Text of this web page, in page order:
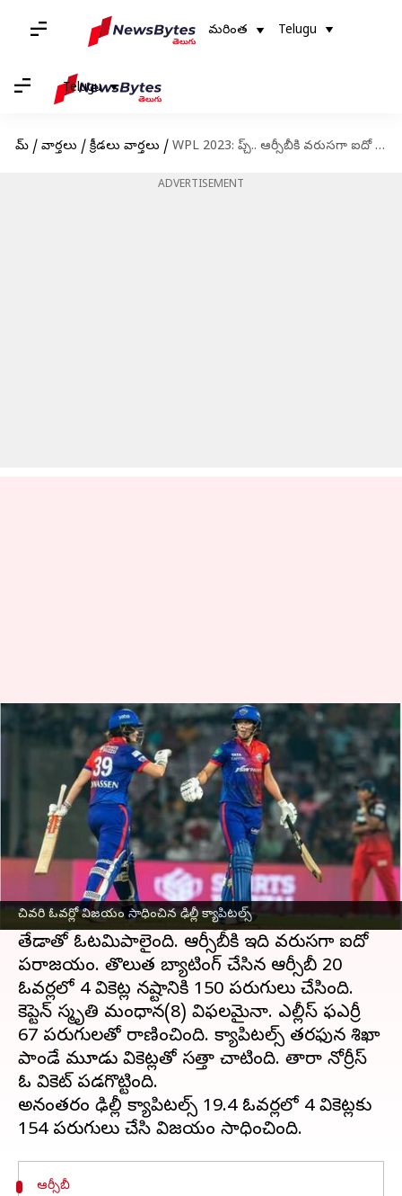
మరింత Telugu
Telugu
హోమ్ / వార్తలు / క్రీడలు వార్తలు / WPL 2023: ప్చ్.. ఆర్సీబీకి వరుసగా ఐదో ఓటమి
ADVERTISEMENT
చివరి ఓవర్లో విజయం సాధించిన ఢిల్లీ క్యాపిటల్స్
WPL 2023: ప్చ్.. ఆర్సీబీకి వరుసగా
ఐదో ఓటమి
Jayachandra Akuri Mar 14, 2023 09:38 am
ఈ వార్తాకథనం ఏంటి
ఉమెన్స్ ప్రీమియర్ లీగ్‌లోరాయల్ చాలెంజర్స్
బెంగళూరుపరాజయాల పరంపర కొనసాగుతోంది.
ఢిల్లీ క్యాపిటల్స్‌తో జరిగిన మ్యాచ్‌లో ఆర్సీబీ 6 వికెట్ల
తేడాతో ఓటమిపాలైంది. ఆర్సీబీకి ఇది వరుసగా ఐదో
పరాజయం. తొలుత బ్యాటింగ్ చేసిన ఆర్సీబీ 20
ఓవర్లలో 4 వికెట్ల నష్టానికి 150 పరుగులు చేసింది.
కెప్టెన్ స్మృతి మంధాన(8) విఫలమైనా. ఎల్లీస్ ఫఎర్రీ
67 పరుగులతో రాణించింది. క్యాపిటల్స్ తరఫున శిఖా
పాండే మూడు వికెట్లతో సత్తా చాటింది. తారా నోర్రీస్
ఓ వికెట్ పడగొట్టింది.
అనంతరం ఢిల్లీ క్యాపిటల్స్ 19.4 ఓవర్లలో 4 వికెట్లకు
ఆర్సీబీ